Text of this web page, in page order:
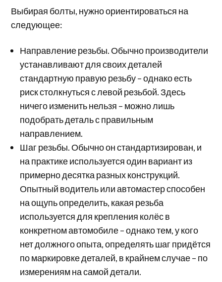
Выбирая болты, нужно ориентироваться на
следующее:
Направление резьбы. Обычно производители
устанавливают для своих деталей
стандартную правую резьбу – однако есть
риск столкнуться с левой резьбой. Здесь
ничего изменить нельзя – можно лишь
подобрать деталь с правильным
направлением.
Шаг резьбы. Обычно он стандартизирован, и
на практике используется один вариант из
примерно десятка разных конструкций.
Опытный водитель или автомастер способен
на ощупь определить, какая резьба
используется для крепления колёс в
конкретном автомобиле – однако тем, у кого
нет должного опыта, определять шаг придётся
по маркировке деталей, в крайнем случае – по
измерениям на самой детали.